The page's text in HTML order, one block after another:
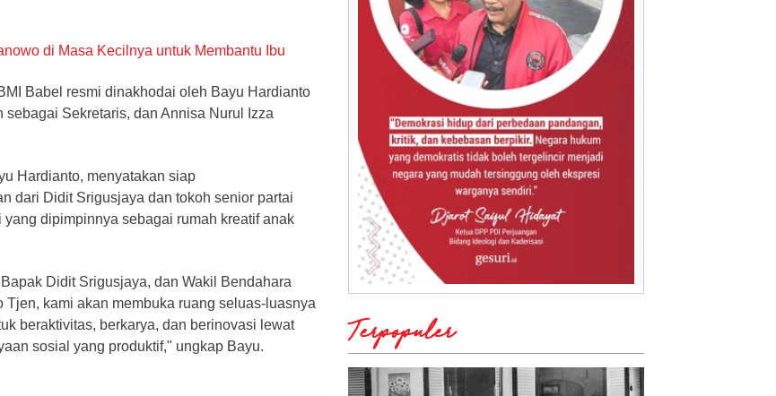
di Masa Kecilnya untuk Membantu Ibu
Babel resmi dinakhodai oleh Bayu Hardianto
Sekretaris, dan Annisa Nurul Izza
Hardianto, menyatakan siap
dari Didit Srigusjaya dan tokoh senior partai
dipimpinnya sebagai rumah kreatif anak
Didit Srigusjaya, dan Wakil Bendahara
Tjen, kami akan membuka ruang seluas-luasnya
beraktivitas, berkarya, dan berinovasi lewat
sosial yang produktif," ungkap Bayu.
Terpopuler